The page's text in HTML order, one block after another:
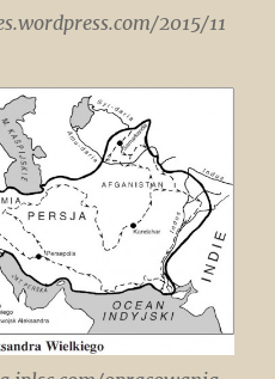
2015/11